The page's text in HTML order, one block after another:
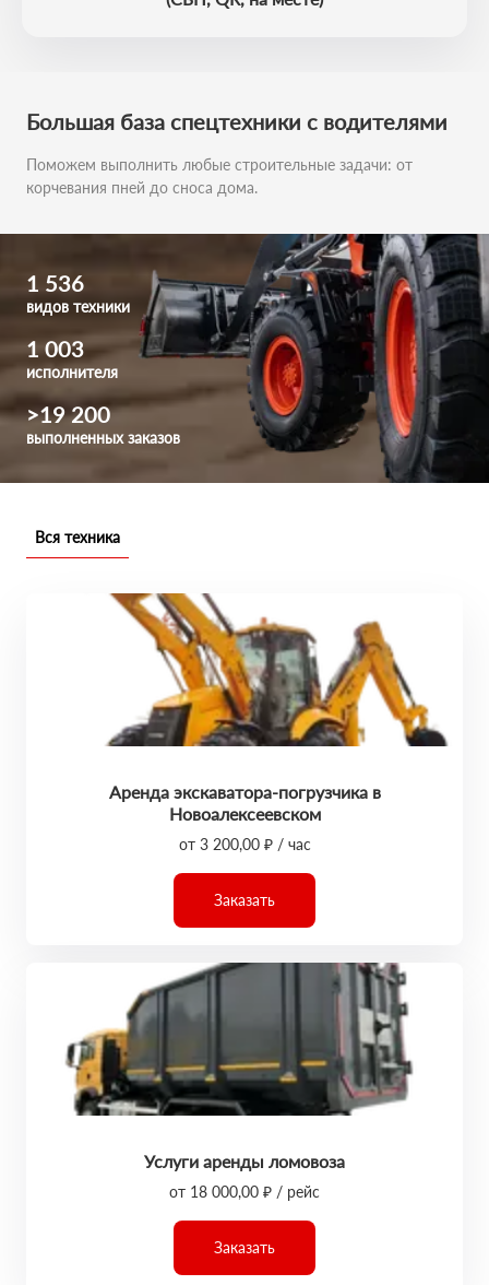
Большая база спецтехники с водителями
Поможем выполнить любые строительные задачи: от
корчевания пней до сноса дома.
1 536
видов техники
1 003
исполнителя
>19 200
выполненных заказов
Вся техника
Аренда экскаватора-погрузчика в
Новоалексеевском
от 3 200,00 ₽ / час
Заказать
Услуги аренды ломовоза
от 18 000,00 ₽ / рейс
Заказать